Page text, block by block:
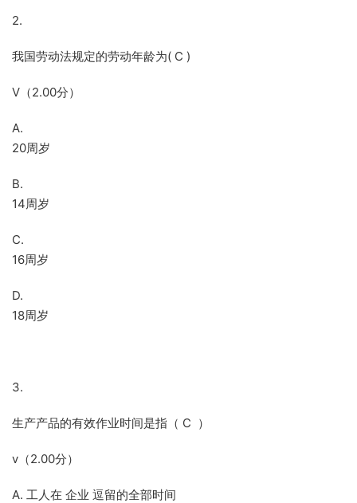
2.
我国劳动法规定的劳动年龄为( C )
V（2.00分）
A.
20周岁
B.
14周岁
C.
16周岁
D.
18周岁
3.
生产产品的有效作业时间是指（ C ）
v（2.00分）
A. 工人在 企业 逗留的全部时间